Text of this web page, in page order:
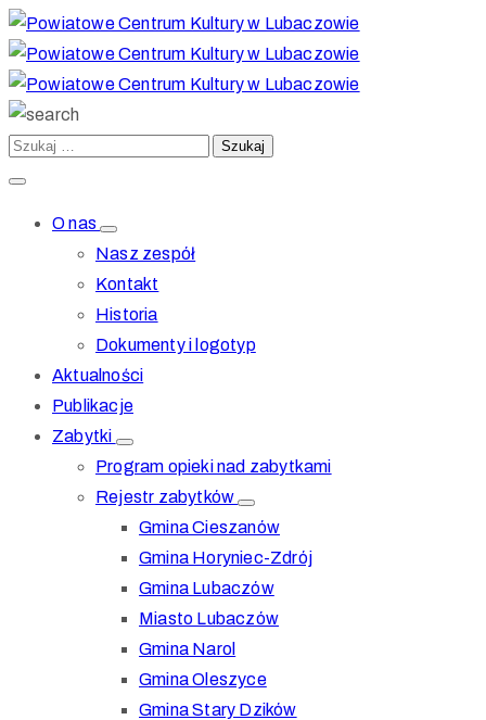
O nas
Nasz zespół
Kontakt
Historia
Dokumenty i logotyp
Aktualności
Publikacje
Zabytki
Program opieki nad zabytkami
Rejestr zabytków
Gmina Cieszanów
Gmina Horyniec-Zdrój
Gmina Lubaczów
Miasto Lubaczów
Gmina Narol
Gmina Oleszyce
Gmina Stary Dzików